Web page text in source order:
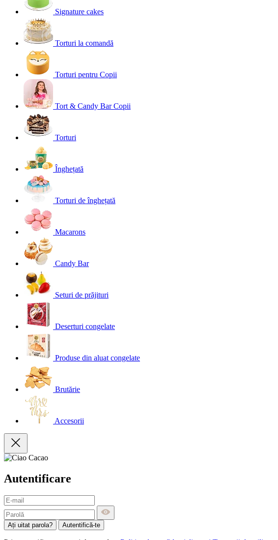
Signature cakes
Torturi la comandă
Torturi pentru Copii
Tort & Candy Bar Copii
Torturi
Înghețată
Torturi de înghețată
Macarons
Candy Bar
Seturi de prăjituri
Deserturi congelate
Produse din aluat congelate
Brutărie
Accesorii
Autentificare
Ați uitat parola? Autentifică-te